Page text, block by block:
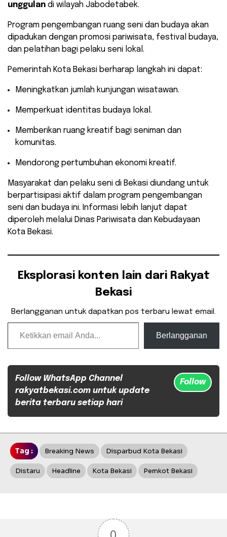
unggulan di wilayah Jabodetabek.
Program pengembangan ruang seni dan budaya akan
dipadukan dengan promosi pariwisata, festival budaya,
dan pelatihan bagi pelaku seni lokal.
Pemerintah Kota Bekasi berharap langkah ini dapat:
Meningkatkan jumlah kunjungan wisatawan.
Memperkuat identitas budaya lokal.
Memberikan ruang kreatif bagi seniman dan
komunitas.
Mendorong pertumbuhan ekonomi kreatif.
Masyarakat dan pelaku seni di Bekasi diundang untuk
berpartisipasi aktif dalam program pengembangan
seni dan budaya ini. Informasi lebih lanjut dapat
diperoleh melalui Dinas Pariwisata dan Kebudayaan
Kota Bekasi.
Eksplorasi konten lain dari Rakyat
Bekasi
Berlangganan untuk dapatkan pos terbaru lewat email.
Ketikkan email Anda...
Berlangganan
Follow WhatsApp Channel
rakyatbekasi.com untuk update
berita terbaru setiap hari
Follow
Tag : Breaking News Disparbud Kota Bekasi
Distaru Headline Kota Bekasi Pemkot Bekasi